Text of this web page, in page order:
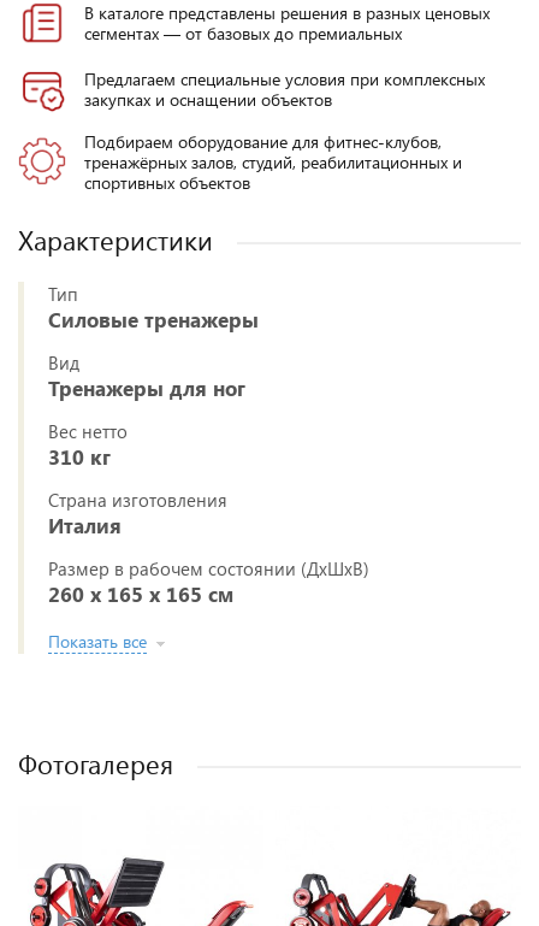
В каталоге представлены решения в разных ценовых
сегментах — от базовых до премиальных
Предлагаем специальные условия при комплексных
закупках и оснащении объектов
Подбираем оборудование для фитнес-клубов,
тренажёрных залов, студий, реабилитационных и
спортивных объектов
Характеристики
Тип
Силовые тренажеры
Вид
Тренажеры для ног
Вес нетто
310 кг
Страна изготовления
Италия
Размер в рабочем состоянии (ДxШxВ)
260 х 165 х 165 см
Показать все
Фотогалерея